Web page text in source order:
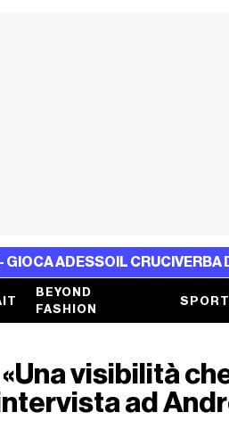
IL CRUCIVERBA DI NSS
BEYOND
FASHION
«Una visibilità
ad